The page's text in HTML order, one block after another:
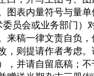
表内量符号与量单
员会或业务部门）
来稿一律文责自负
，则提请作者考虑
，并请自留底稿；